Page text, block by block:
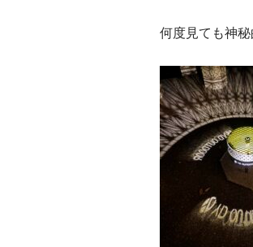
何度見ても神